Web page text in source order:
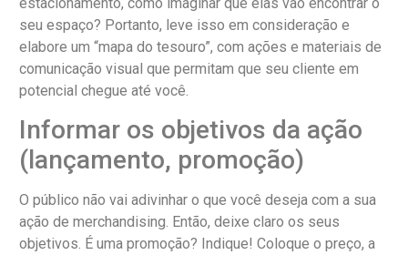
seu espaço? Portanto, leve isso em consideração e
elabore um “mapa do tesouro”, com ações e materiais de
comunicação visual que permitam que seu cliente em
potencial chegue até você.
Informar os objetivos da ação
(lançamento, promoção)
O público não vai adivinhar o que você deseja com a sua
ação de merchandising. Então, deixe claro os seus
objetivos. É uma promoção? Indique! Coloque o preço, a